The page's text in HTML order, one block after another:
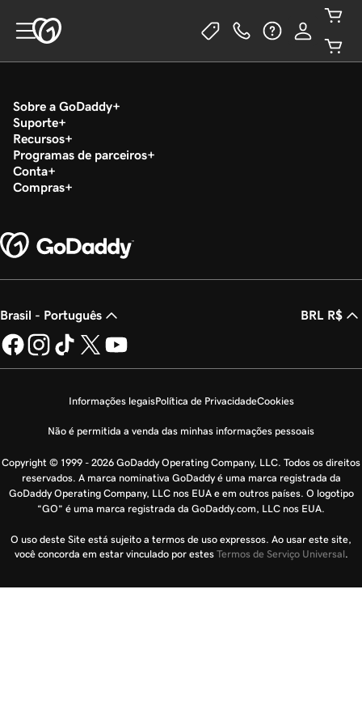
Sobre a GoDaddy
Suporte
Recursos
Programas de parceiros
Conta
Compras
Brasil - Português BRL R$
Informações legaisPolítica de PrivacidadeCookies
Não é permitida a venda das minhas informações pessoais
Copyright © 1999 - 2026 GoDaddy Operating Company, LLC. Todos os direitos
reservados. A marca nominativa GoDaddy é uma marca registrada da
GoDaddy Operating Company, LLC nos EUA e em outros países. O logotipo
“GO” é uma marca registrada da GoDaddy.com, LLC nos EUA.
O uso deste Site está sujeito a termos de uso expressos. Ao usar este site,
você concorda em estar vinculado por estes Termos de Serviço Universal.